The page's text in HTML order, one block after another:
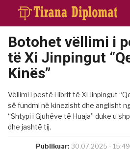
Botohet vëllimi i
të Xi Jinpingut
Kinës”
Vëllimi i pestë i librit të Xi Jinpingut
së fundmi në kinezisht dhe anglisht
“Shtypi i Gjuhëve të Huaja” duke u
dhe jashtë tij.
Publikuar: 30.07.2025 - 15:49